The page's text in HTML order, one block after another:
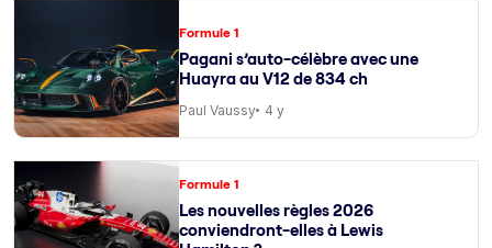
Formule 1
Pagani s’auto-célèbre avec une
Huayra au V12 de 834 ch
Paul Vaussy 4 y
Formule 1
Les nouvelles règles 2026
conviendront-elles à Lewis